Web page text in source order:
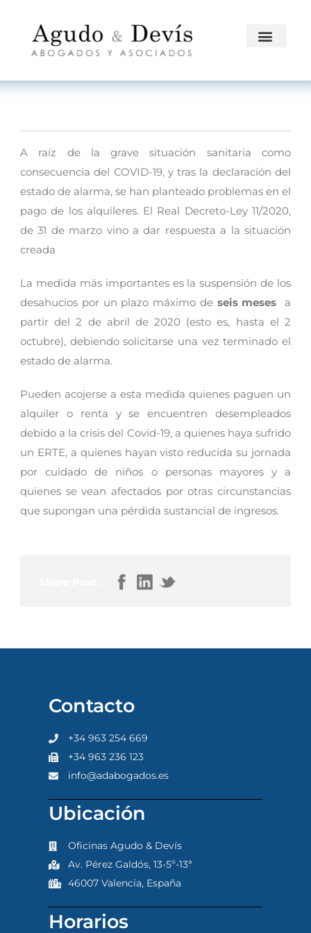
A raíz de la grave situación sanitaria como
consecuencia del COVID-19, y tras la declaración del
estado de alarma, se han planteado problemas en el
pago de los alquileres. El Real Decreto-Ley 11/2020,
de 31 de marzo vino a dar respuesta a la situación
creada
La medida más importantes es la suspensión de los
desahucios por un plazo máximo de seis meses
a
partir del 2 de abril de 2020 (esto es, hasta el 2
octubre), debiendo solicitarse una vez terminado el
estado de alarma.
Pueden acojerse a esta medida quienes paguen un
alquiler o renta y se encuentren desempleados
debido a la crisis del Covid-19, a quienes haya sufrido
un ERTE, a quienes hayan visto reducida su jornada
por cuidado de niños o personas mayores y a
quienes se vean afectados por otras circunstancias
que supongan una pérdida sustancial de ingresos.
Contacto
+34 963 254 669
+34 963 236 123
info@adabogados.es
Ubicación
Oficinas Agudo & Devís
Av. Pérez Galdós, 13-5º-13ª
46007 Valencia, España
Horarios